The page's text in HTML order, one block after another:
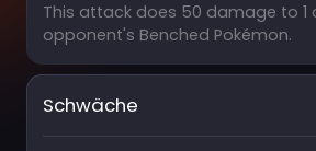
This attack does 50 damage to 1
opponent's Benched Pokémon.
Schwäche